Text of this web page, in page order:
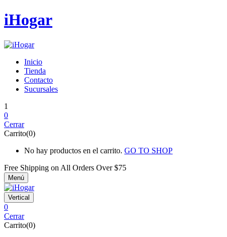
iHogar
Inicio
Tienda
Contacto
Sucursales
1
0
Cerrar
Carrito(0)
No hay productos en el carrito. GO TO SHOP
Free Shipping on All Orders Over $75
Menú
Vertical
0
Cerrar
Carrito(0)